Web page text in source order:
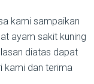
kami sampaikan
ayam sakit kuning
diatas dapat
kami dan terima